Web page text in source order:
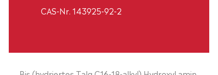
CAS-Nr. 143925-92-2